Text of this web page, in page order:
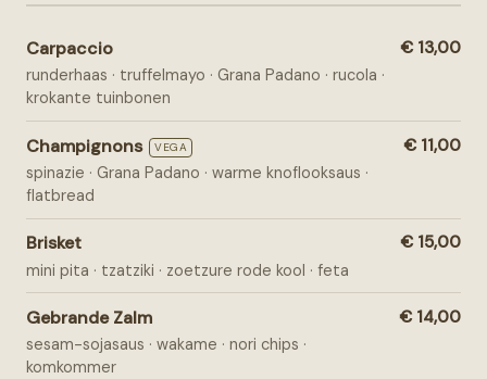
Carpaccio
runderhaas · truffelmayo · Grana Padano · rucola ·
krokante tuinbonen
€ 13,00
Champignons VEGA
spinazie · Grana Padano · warme knoflooksaus ·
flatbread
€ 11,00
Brisket
mini pita · tzatziki · zoetzure rode kool · feta
€ 15,00
Gebrande Zalm
sesam-sojasaus · wakame · nori chips ·
komkommer
€ 14,00